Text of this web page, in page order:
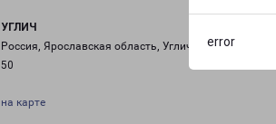
error
УГЛИЧ
Россия, Ярославская область, Углич, Кашинское
50
на карте